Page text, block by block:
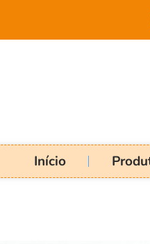
Início